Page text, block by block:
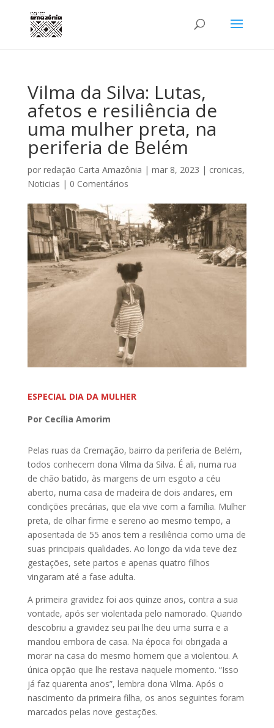
Vilma da Silva: Lutas,
afetos e resiliência de
uma mulher preta, na
periferia de Belém
por redação Carta Amazônia | mar 8, 2023 | cronicas,
Noticias | 0 Comentários
ESPECIAL DIA DA MULHER
Por Cecília Amorim
Pelas ruas da Cremação, bairro da periferia de Belém,
todos conhecem dona Vilma da Silva. É ali, numa rua
de chão batido, às margens de um esgoto a céu
aberto, numa casa de madeira de dois andares, em
condições precárias, que ela vive com a família. Mulher
preta, de olhar firme e sereno ao mesmo tempo, a
aposentada de 55 anos tem a resiliência como uma de
suas principais qualidades. Ao longo da vida teve dez
gestações, sete partos e apenas quatro filhos
vingaram até a fase adulta.
A primeira gravidez foi aos quinze anos, contra a sua
vontade, após ser violentada pelo namorado. Quando
descobriu a gravidez seu pai lhe deu uma surra e a
mandou embora de casa. Na época foi obrigada a
morar na casa do mesmo homem que a violentou. A
única opção que lhe restava naquele momento. “Isso
já faz quarenta anos”, lembra dona Vilma. Após o
nascimento da primeira filha, os anos seguintes foram
marcados pelas nove gestações.